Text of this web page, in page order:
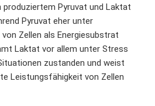
produziertem Pyruvat und Laktat
Pyruvat eher unter
von Zellen als Energiesubstrat
Laktat vor allem unter Stress
zustanden und weist
Leistungsfähigkeit von Zellen